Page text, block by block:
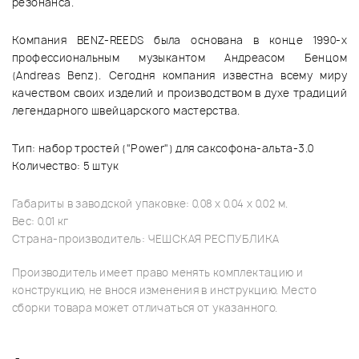
Компания BENZ-REEDS была основана в конце 1990-х
профессиональным музыкантом Андреасом Бенцом
(Andreas Benz). Сегодня компания известна всему миру
качеством своих изделий и производством в духе традиций
легендарного швейцарского мастерства.
Тип: набор тростей ("Power") для саксофона-альта-3.0
Количество: 5 штук
Габариты в заводской упаковке: 0.08 x 0.04 x 0.02 м.
Вес: 0.01 кг
Страна-производитель: ЧЕШСКАЯ РЕСПУБЛИКА
Производитель имеет право менять комплектацию и
конструкцию, не внося изменения в инструкцию. Место
сборки товара может отличаться от указанного.